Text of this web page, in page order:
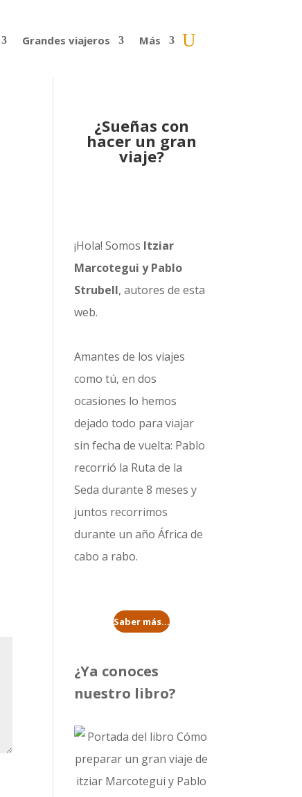
Grandes viajeros Más
¿Sueñas con
hacer un gran
viaje?
¡Hola! Somos Itziar
Marcotegui y Pablo
Strubell, autores de esta
web.
Amantes de los viajes
como tú, en dos
ocasiones lo hemos
dejado todo para viajar
sin fecha de vuelta: Pablo
recorrió la Ruta de la
Seda durante 8 meses y
juntos recorrimos
durante un añoÁfrica de
cabo a rabo.
Saber más...
¿Ya conoces
nuestro libro?